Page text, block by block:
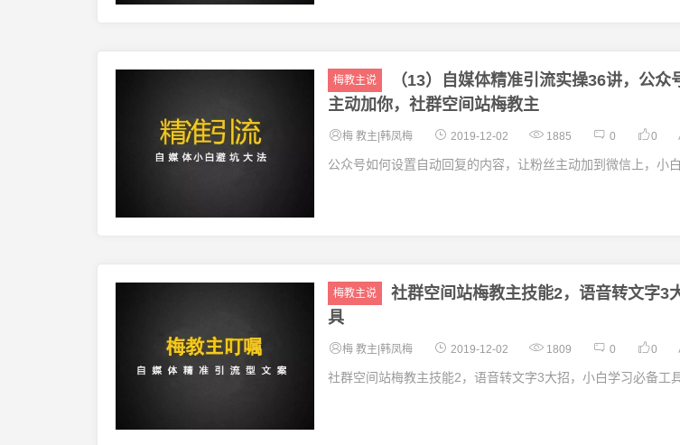
梅教主说
（13）自媒体精准引流实操36讲，公
主动加你，社群空间站梅教主
梅 教主|韩凤梅 2019-12-02 1885 0 0
公众号如何设置自动回复的内容，让粉丝主动加到微信上，小
梅教主说
社群空间站梅教主技能2，语音转文字3
具
梅 教主|韩凤梅 2019-12-02 1809 0 0
社群空间站梅教主技能2，语音转文字3大招，小白学习必备工